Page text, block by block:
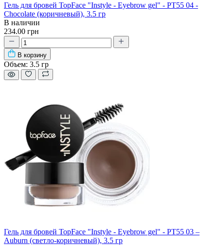
Гель для бровей TopFace "Instyle - Eyebrow gel" - PT55 04 -
Chocolate (коричневый), 3.5 гр
В наличии
234.00 грн
В корзину
Объем: 3.5 гр
Гель для бровей TopFace "Instyle - Eyebrow gel" - PT55 03 –
Auburn (светло-коричневый), 3.5 гр